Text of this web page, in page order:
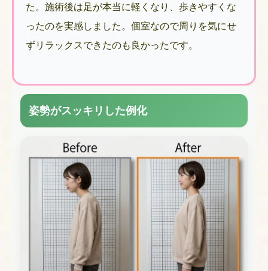
た。施術後は足が本当に軽くなり、歩きやすくな
ったのを実感しました。個室なので周りを気にせ
ずリラックスできたのも良かったです。
姿勢がスッキリした例化